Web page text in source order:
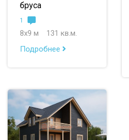
бруса
1
8х9 м
131 кв.м.
Подробнее